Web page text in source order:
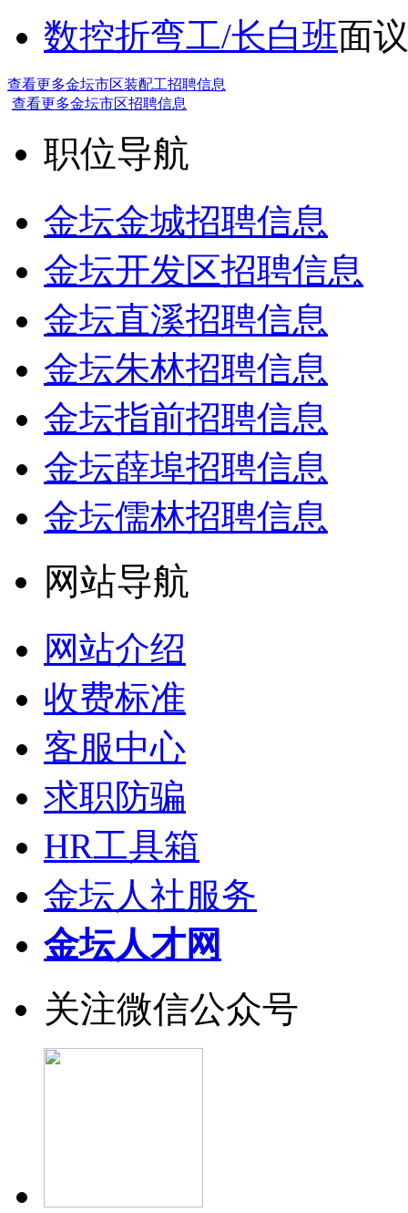
数控折弯工/长白班面议
查看更多金坛市区装配工招聘信息
查看更多金坛市区招聘信息
职位导航
金坛金城招聘信息
金坛开发区招聘信息
金坛直溪招聘信息
金坛朱林招聘信息
金坛指前招聘信息
金坛薛埠招聘信息
金坛儒林招聘信息
网站导航
网站介绍
收费标准
客服中心
求职防骗
HR工具箱
金坛人社服务
金坛人才网
关注微信公众号